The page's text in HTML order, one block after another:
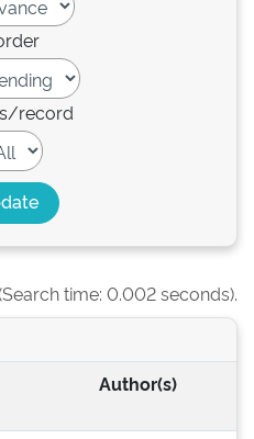
record
time: 0.002 seconds).
Author(s)